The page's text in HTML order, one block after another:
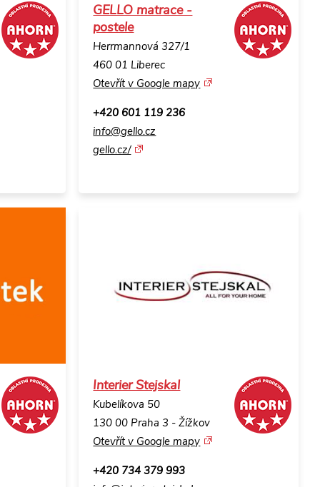
GELLO matrace -
postele
Herrmannová 327/1
460 01 Liberec
Otevřít v Google mapy
+420 601 119 236
info@gello.cz
gello.cz/
Interier Stejskal
Kubelíkova 50
130 00 Praha 3 - Žížkov
Otevřít v Google mapy
+420 734 379 993